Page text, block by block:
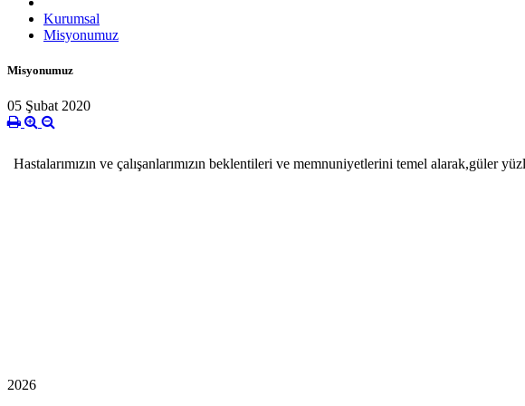
Kurumsal
Misyonumuz
Misyonumuz
05 Şubat 2020
Hastalarımızın ve çalışanlarımızın beklentileri ve memnuniyetlerini temel alarak,güler
2026